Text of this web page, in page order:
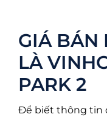
GIÁ BÁN
LÀ
PARK 2
Để biết thông tin